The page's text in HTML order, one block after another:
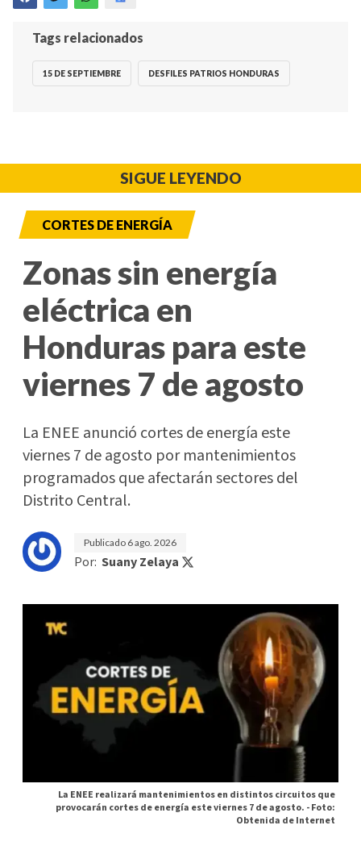
Tags relacionados
15 DE SEPTIEMBRE DESFILES PATRIOS HONDURAS
SIGUE LEYENDO
CORTES DE ENERGÍA
Zonas sin energía
eléctrica en
Honduras para este
viernes 7 de agosto
La ENEE anunció cortes de energía este
viernes 7 de agosto por mantenimientos
programados que afectarán sectores del
Distrito Central.
Publicado 6 ago. 2026
Por: Suany Zelaya
La ENEE realizará mantenimientos en distintos circuitos que
provocarán cortes de energía este viernes 7 de agosto. -Foto:
Obtenida de Internet